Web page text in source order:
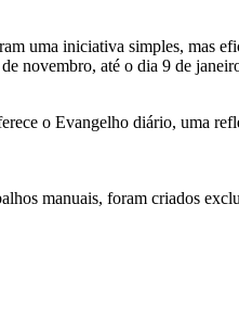
uma iniciativa simples, mas
novembro, até o dia 9 de
o Evangelho diário, uma
manuais, foram criados